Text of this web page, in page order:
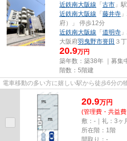
近鉄南大阪線 「 古市 」
近鉄南大阪線 「 藤井寺
府）」 停歩12分
近鉄南大阪線 「 道明寺
大阪府羽曳野市誉田 ３
20.9万円
築年数：築38年 ｜募集
階数：5階建
電車移動の多い方に嬉しい駅から徒歩6分の
20.9万円
(管理費・共益
敷：-｜礼：3ヶ
所在階：1階
間取り：-